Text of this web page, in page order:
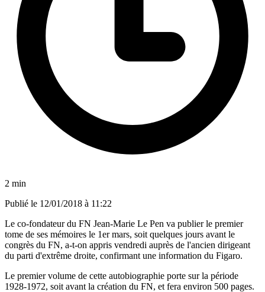
2 min
Publié le 12/01/2018 à 11:22
Le co-fondateur du FN Jean-Marie Le Pen va publier le premier
tome de ses mémoires le 1er mars, soit quelques jours avant le
congrès du FN, a-t-on appris vendredi auprès de l'ancien dirigeant
du parti d'extrême droite, confirmant une information du Figaro.
Le premier volume de cette autobiographie porte sur la période
1928-1972, soit avant la création du FN, et fera environ 500 pages.